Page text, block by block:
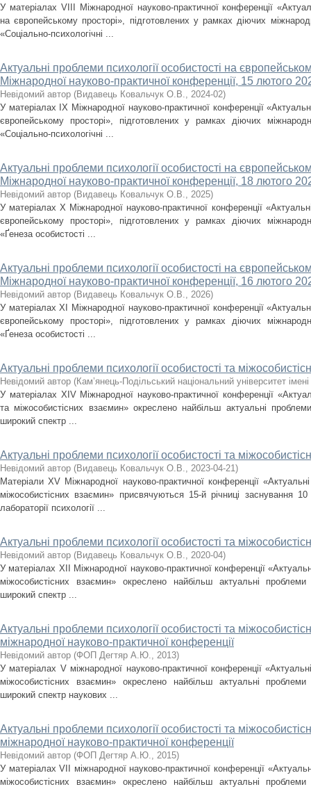
У матеріалах VІІІ Міжнародної науково-практичної конференції
на європейському просторі», підготовлених у рамках діючих
«Соціально-психологічні ...
Актуальні проблеми психології особистості на
Міжнародної науково-практичної конференції, 15 лютого
Невідомий автор (Видавець Ковальчук О.В., 2024-02)
У матеріалах IX Міжнародної науково-практичної конференції
європейському просторі», підготовлених у рамках діючих
«Соціально-психологічні ...
Актуальні проблеми психології особистості на
Міжнародної науково-практичної конференції, 18 лютого
Невідомий автор (Видавець Ковальчук О.В., 2025)
У матеріалах X Міжнародної науково-практичної конференції
європейському просторі», підготовлених у рамках діючих
«Ґенеза особистості ...
Актуальні проблеми психології особистості на
Міжнародної науково-практичної конференції, 16 лютого
Невідомий автор (Видавець Ковальчук О.В., 2026)
У матеріалах XІ Міжнародної науково-практичної конференції
європейському просторі», підготовлених у рамках діючих
«Ґенеза особистості ...
Актуальні проблеми психології особистості та
Невідомий автор (Кам’янець-Подільський національний університет
У матеріалах XІV Міжнародної науково-практичної конференції
та міжособистісних взаємин» окреслено найбільш актуальні
широкий спектр ...
Актуальні проблеми психології особистості та
Невідомий автор (Видавець Ковальчук О.В., 2023-04-21)
Матеріали XV Міжнародної науково-практичної конференції
міжособистісних взаємин» присвячуються 15-й річниці заснування
лабораторії психології ...
Актуальні проблеми психології особистості та
Невідомий автор (Видавець Ковальчук О.В., 2020-04)
У матеріалах ХІІ Міжнародної науково-практичної конференції
міжособистісних взаємин» окреслено найбільш актуальні проблеми
широкий спектр ...
Актуальні проблеми психології особистості та
міжнародної науково-практичної конференції
Невідомий автор (ФОП Дегтяр А.Ю., 2013)
У матеріалах V міжнародної науково-практичної конференції
міжособистісних взаємин» окреслено найбільш актуальні проблеми
широкий спектр наукових ...
Актуальні проблеми психології особистості та
міжнародної науково-практичної конференції
Невідомий автор (ФОП Дегтяр А.Ю., 2015)
У матеріалах VІІ міжнародної науково-практичної конференції
міжособистісних взаємин» окреслено найбільш актуальні проблеми